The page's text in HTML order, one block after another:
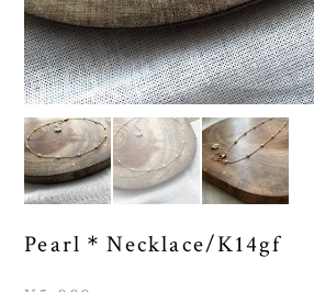
Pearl＊Necklace/K14gf